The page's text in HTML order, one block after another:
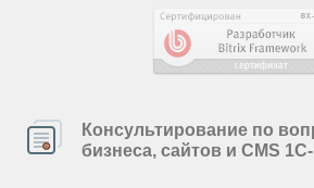
Консультирование по
бизнеса, сайтов и CMS